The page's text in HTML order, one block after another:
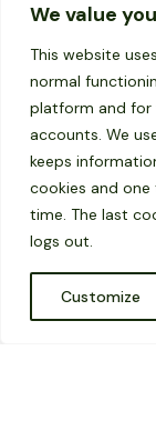
We value
This website
normal
platform and for
accounts. We
keeps
cookies and
time. The last
logs out.
Customize